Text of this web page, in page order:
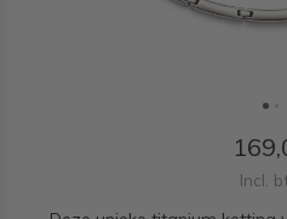
Incl.